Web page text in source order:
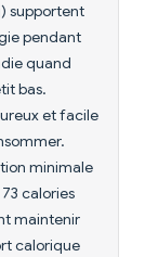
supportent
pendant
quand
bas.
et facile
minimale
calories
maintenir
calorique